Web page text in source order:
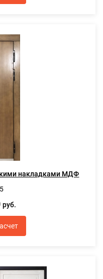
накладками МДФ
руб.